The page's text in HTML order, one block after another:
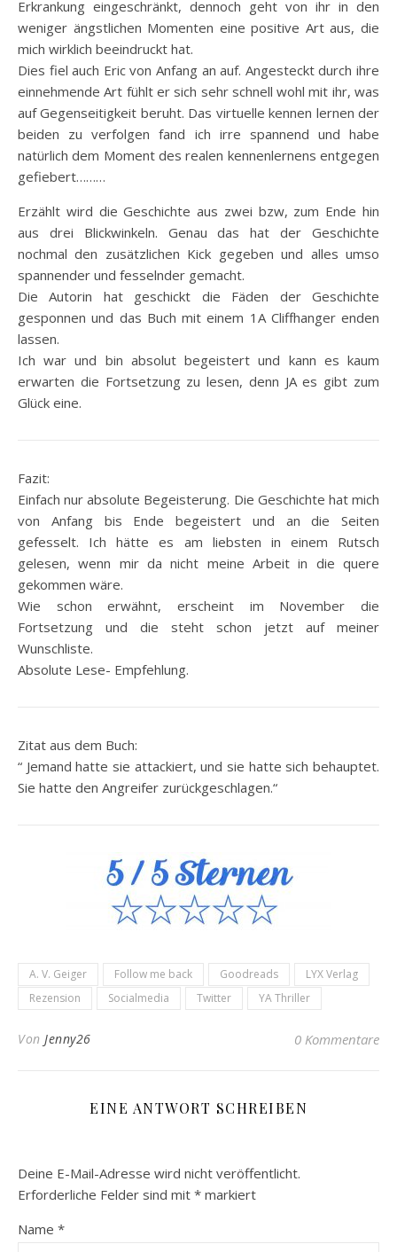
Erkrankung eingeschränkt, dennoch geht von ihr in den
weniger ängstlichen Momenten eine positive Art aus, die
mich wirklich beeindruckt hat.
Dies fiel auch Eric von Anfang an auf. Angesteckt durch ihre
einnehmende Art fühlt er sich sehr schnell wohl mit ihr, was
auf Gegenseitigkeit beruht. Das virtuelle kennen lernen der
beiden zu verfolgen fand ich irre spannend und habe
natürlich dem Moment des realen kennenlernens entgegen
gefiebert………
Erzählt wird die Geschichte aus zwei bzw, zum Ende hin
aus drei Blickwinkeln. Genau das hat der Geschichte
nochmal den zusätzlichen Kick gegeben und alles umso
spannender und fesselnder gemacht.
Die Autorin hat geschickt die Fäden der Geschichte
gesponnen und das Buch mit einem 1A Cliffhanger enden
lassen.
Ich war und bin absolut begeistert und kann es kaum
erwarten die Fortsetzung zu lesen, denn JA es gibt zum
Glück eine.
Fazit:
Einfach nur absolute Begeisterung. Die Geschichte hat mich
von Anfang bis Ende begeistert und an die Seiten
gefesselt. Ich hätte es am liebsten in einem Rutsch
gelesen, wenn mir da nicht meine Arbeit in die quere
gekommen wäre.
Wie schon erwähnt, erscheint im November die
Fortsetzung und die steht schon jetzt auf meiner
Wunschliste.
Absolute Lese- Empfehlung.
Zitat aus dem Buch:
“ Jemand hatte sie attackiert, und sie hatte sich behauptet.
Sie hatte den Angreifer zurückgeschlagen.“
A. V. Geiger Follow me back Goodreads
LYX Verlag
Rezension
Socialmedia Twitter YA Thriller
Von Jenny26 0 Kommentare
EINE ANTWORT SCHREIBEN
Deine E-Mail-Adresse wird nicht veröffentlicht.
Erforderliche Felder sind mit * markiert
Name *